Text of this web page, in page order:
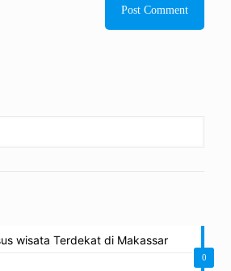
0
wisata Terdekat di Makassar